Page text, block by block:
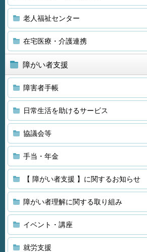
老人福祉センター
在宅医療・介護連携
障がい者支援
障害者手帳
日常生活を助けるサービス
協議会等
手当・年金
【 障がい者支援 】に関するお知らせ
障がい者理解に関する取り組み
イベント・講座
就労支援